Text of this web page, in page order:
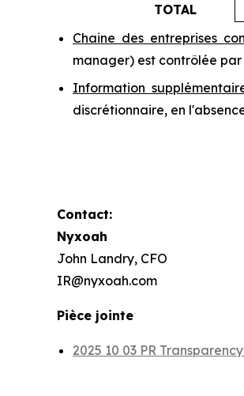
TOTAL
Chaine des entreprises
manager) est contrôlée
Information
discrétionnaire, en
Contact:
Nyxoah
John Landry, CFO
IR@nyxoah.com
Pièce jointe
2025 10 03 PR